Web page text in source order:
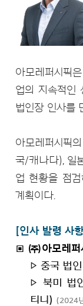
아모레퍼시픽
업의 지속적인
법인장 인사를
아모레퍼시픽
국/캐나다), 일
업 현황을 점
계획이다.
[인사 발령 사
▣ ㈜아모레퍼
▷ 중국 법
▷ 북미 법
티니) (2024